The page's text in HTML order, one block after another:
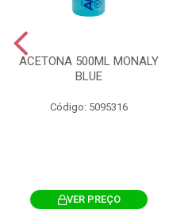
ACETONA 500ML MONALY
BLUE
Código: 5095316
VER PREÇO